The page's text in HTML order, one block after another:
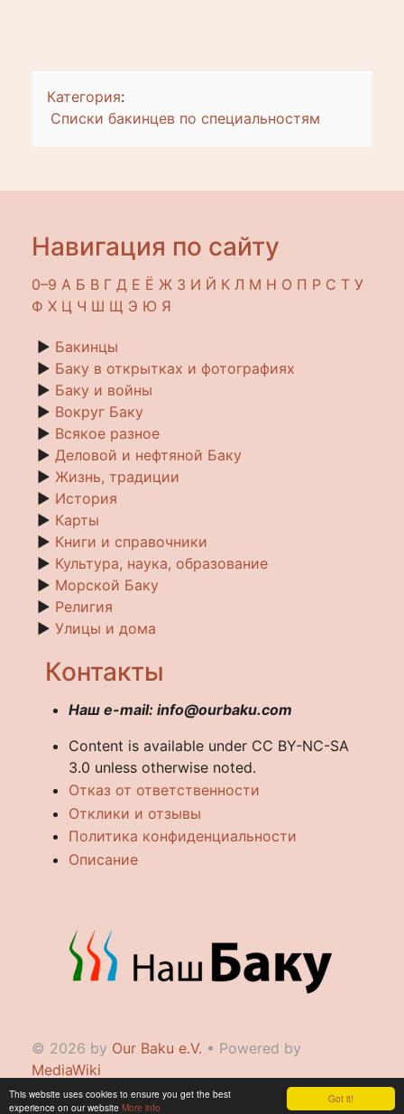
Got it!
This website uses cookies to ensure you get the best
experience on our website More info
Категория:
Списки бакинцев по специальностям
Навигация по сайту
0–9 A Б В Г Д Е Ё Ж З И Й К Л М Н О П Р С Т У
Ф Х Ц Ч Ш Щ Э Ю Я
► Бакинцы
► Баку в открытках и фотографиях
► Баку и войны
► Вокруг Баку
► Всякое разное
► Деловой и нефтяной Баку
► Жизнь, традиции
► История
► Карты
► Книги и справочники
► Культура, наука, образование
► Морской Баку
► Религия
► Улицы и дома
Контакты
Наш e-mail: info@ourbaku.com
Content is available under CC BY-NC-SA
3.0 unless otherwise noted.
Отказ от ответственности
Отклики и отзывы
Политика конфиденциальности
Описание
© 2026 by Our Baku e.V. • Powered by
MediaWiki